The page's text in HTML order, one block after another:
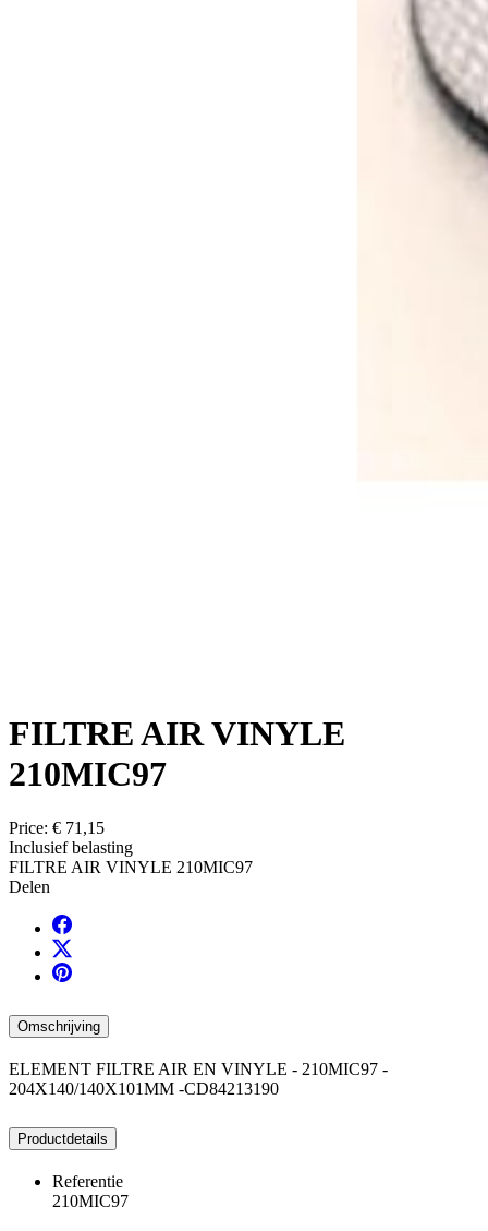
FILTRE AIR VINYLE
210MIC97
Price: € 71,15
Inclusief belasting
FILTRE AIR VINYLE 210MIC97
Delen
Omschrijving
ELEMENT FILTRE AIR EN VINYLE - 210MIC97 -
204X140/140X101MM -CD84213190
Productdetails
Referentie
210MIC97